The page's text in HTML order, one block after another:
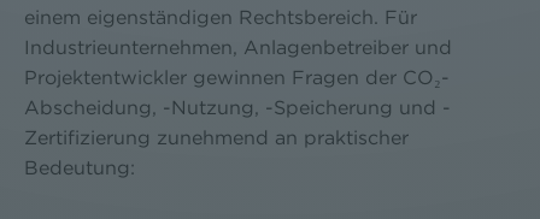
einem eigenständigen Rechtsbereich. Für
Industrieunternehmen, Anlagenbetreiber und
Projektentwickler gewinnen Fragen der CO₂-
Abscheidung, -Nutzung, -Speicherung und -
Zertifizierung zunehmend an praktischer
Bedeutung: